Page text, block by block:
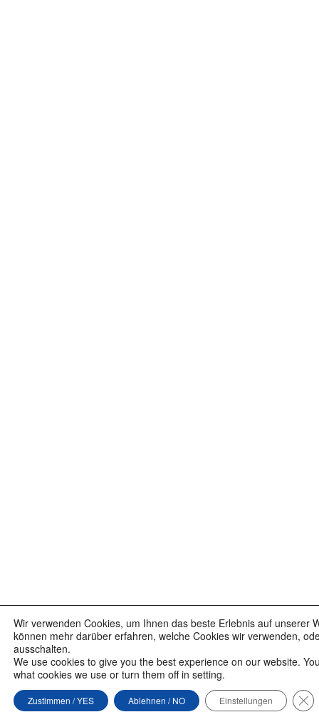
Wir verwenden Cookies, um Ihnen das beste Erlebnis auf unserer
können mehr darüber erfahren, welche Cookies wir verwenden,
ausschalten.
We use cookies to give you the best experience on our website.
what cookies we use or turn them off in setting.
Zustimmen / YES Ablehnen / NO Einstellungen